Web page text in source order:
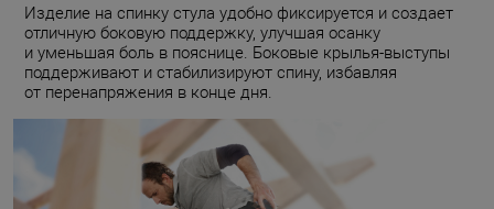
Изделие на спинку стула удобно фиксируется и создает
отличную боковую поддержку, улучшая осанку
и уменьшая боль в пояснице. Боковые крылья-выступы
поддерживают и стабилизируют спину, избавляя
от перенапряжения в конце дня.